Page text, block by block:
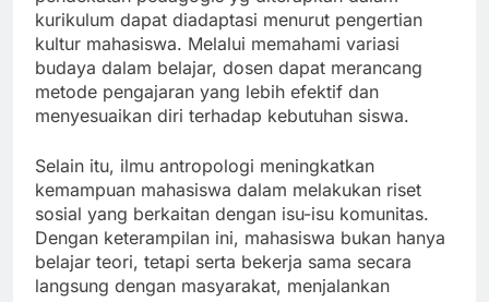
kurikulum dapat diadaptasi menurut pengertian
kultur mahasiswa. Melalui memahami variasi
budaya dalam belajar, dosen dapat merancang
metode pengajaran yang lebih efektif dan
menyesuaikan diri terhadap kebutuhan siswa.
Selain itu, ilmu antropologi meningkatkan
kemampuan mahasiswa dalam melakukan riset
sosial yang berkaitan dengan isu-isu komunitas.
Dengan keterampilan ini, mahasiswa bukan hanya
belajar teori, tetapi serta bekerja sama secara
langsung dengan masyarakat, menjalankan